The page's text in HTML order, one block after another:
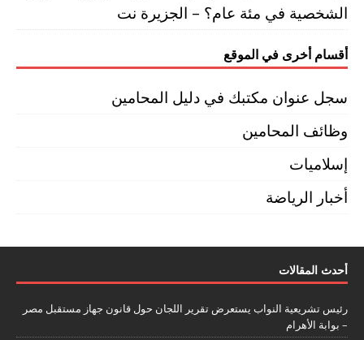
الشخصية في مئة عام؟ – الجزيرة نت
أقسام أخرى في الموقع
سجل عنوان مكتبك في دليل المحامين
وظائف المحامين
إسلاميات
أخبار الرياضة
أحدث المقالات
رئيس تشريعية النواب يستعرض تقرير اللجان حول قانون جهاز مستقبل مصر
– بوابة الأهرام